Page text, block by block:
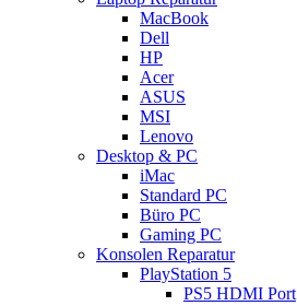
MacBook
Dell
HP
Acer
ASUS
MSI
Lenovo
Desktop & PC
iMac
Standard PC
Büro PC
Gaming PC
Konsolen Reparatur
PlayStation 5
PS5 HDMI Port